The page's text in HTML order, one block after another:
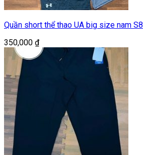
Quần short thể thao UA big size nam S8
350,000 ₫